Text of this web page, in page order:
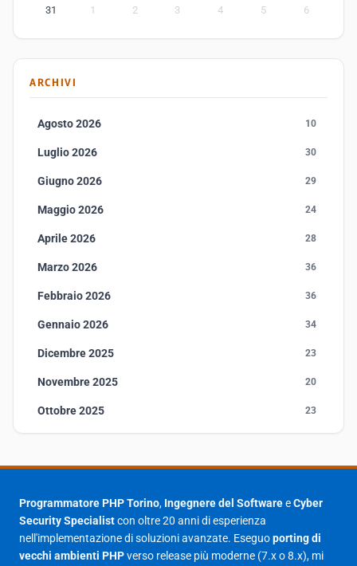
31 1 2 3 4 5 6
ARCHIVI
Agosto 2026 10
Luglio 2026 30
Giugno 2026 29
Maggio 2026 24
Aprile 2026 28
Marzo 2026 36
Febbraio 2026 36
Gennaio 2026 34
Dicembre 2025 23
Novembre 2025 20
Ottobre 2025 23
Agosto 2025 1
23
Giugno 2025
Maggio 2025 27
Programmatore PHP Torino, Ingegnere del SoftwareeCyber
Security Specialistcon oltre 20 anni di esperienza
nell'implementazione di soluzioni avanzate. Eseguoporting di
vecchi ambienti PHPverso release più moderne (7.x o 8.x), mi